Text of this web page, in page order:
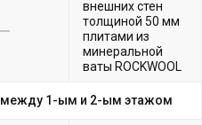
внешних стен
толщиной 50 мм
плитами из
минеральной
ваты ROCKWOOL
между 1-ым и 2-ым этажом